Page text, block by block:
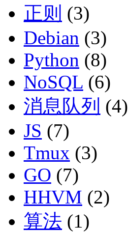
正则 (3)
Debian (3)
Python (8)
NoSQL (6)
消息队列 (4)
JS (7)
Tmux (3)
GO (7)
HHVM (2)
算法 (1)